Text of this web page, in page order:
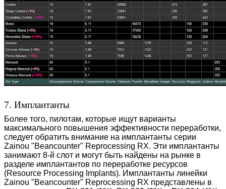
7. Имплантанты
Более того, пилотам, которые ищут варианты
максимального повышения эффективности переработки,
следует обратить внимание на имплантанты серии
Zainou "Beancounter" Reprocessing RX. Эти имплантанты
занимают 8-й слот и могут быть найдены на рынке в
разделе имплантантов по переработке ресурсов
(Resource Processing Implants). Имплантанты линейки
Zainou "Beancounter" Reprocessing RX представлены в